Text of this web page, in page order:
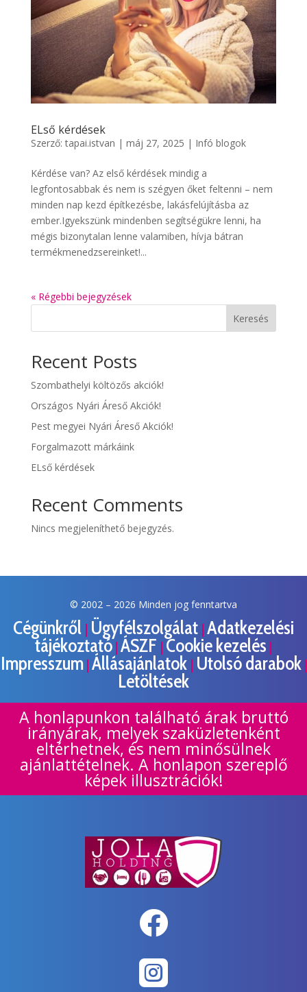
ELső kérdések
Szerző:tapai.istvan | máj 27, 2025 | Infó blogok
Kérdése van? Az első kérdések mindig a
legfontosabbak és nem is szégyen őket feltenni – nem
minden nap kezd építkezésbe, lakásfelújításba az
ember.Igyekszünk mindenben segítségükre lenni, ha
mégis bizonytalan lenne valamiben, hívja bátran
termékmenedzsereinket!...
« Régebbi bejegyzések
Keresés
Recent Posts
Szombathelyi költözős akciók!
Országos Nyári Áreső Akciók!
Pest megyei Nyári Áreső Akciók!
Forgalmazott márkáink
ELső kérdések
Recent Comments
Nincs megjeleníthető bejegyzés.
© 2002 – 2026 Minden jog fenntartva
Cégünkről | Ügyfélszolgálat | Adatkezelési
tájékoztató | ÁSZF | Cookie kezelés |
Impresszum| Állásajánlatok | Utolsó darabok|
Letöltések
A honlapunkon található árak bruttó
irányárak, melyek szaküzletenként
eltérhetnek, és nem minősülnek
ajánlattételnek. A honlapon szereplő
képek illusztrációk!

